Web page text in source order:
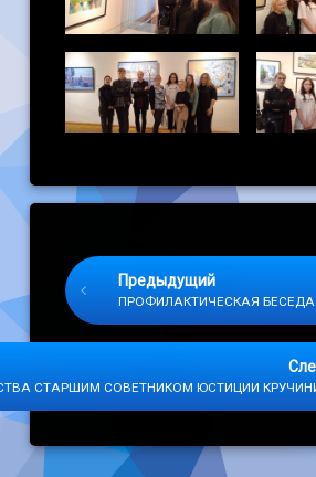
Предыдущий
ПРОФИЛАКТИЧЕСКАЯ БЕСЕДА
СТАРШИМ СОВЕТНИКОМ ЮСТИЦИИ